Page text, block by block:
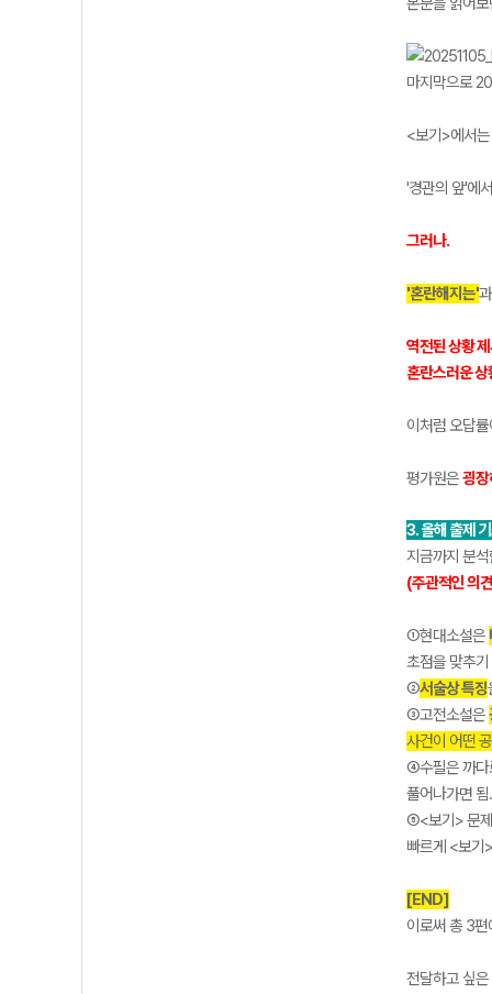
마지막으로
<보기>에서
'경관의 앞'에
그러나.
'혼란해지는'
역전된 상황
혼란스러운
이처럼 오답
평가원은굉장
3. 올해 출제
지금까지 분
(주관적인 의
①현대소설은
초점을 맞추기
②서술상 특징
③고전소설은
사건이 어떤
④수필은 까
풀어나가면
⑤<보기> 문
빠르게 <보기
[END]
이로써 총 3
전달하고 싶